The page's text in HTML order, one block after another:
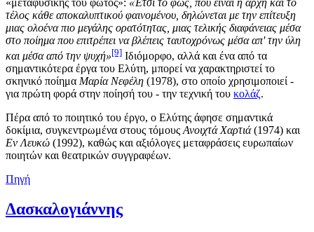
«μεταφυσικής του φωτός»: «Έτσι το φως, που είναι η αρχή και το
τέλος κάθε αποκαλυπτικού φαινομένου, δηλώνεται με την επίτευξη
μιας ολοένα πιο μεγάλης ορατότητας, μιας τελικής διαφάνειας μέσα
στο ποίημα που επιτρέπει να βλέπεις ταυτοχρόνως μέσα απ' την ύλη
και μέσα από την ψυχή»[9] Ιδιόμορφο, αλλά και ένα από τα
σημαντικότερα έργα του Ελύτη, μπορεί να χαρακτηριστεί το
σκηνικό ποίημα Μαρία Νεφέλη (1978), στο οποίο χρησιμοποιεί -
για πρώτη φορά στην ποίησή του - την τεχνική του κολάζ.
Πέρα από το ποιητικό του έργο, ο Ελύτης άφησε σημαντικά
δοκίμια, συγκεντρωμένα στους τόμουςΑνοιχτά Χαρτιά(1974) και
Εν Λευκώ (1992), καθώς και αξιόλογες μεταφράσεις ευρωπαίων
ποιητών και θεατρικών συγγραφέων.
Πηγή
Δασκαλογιάννης